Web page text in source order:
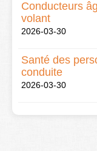
Conducteurs
volant
2026-03-30
Santé des
conduite
2026-03-30